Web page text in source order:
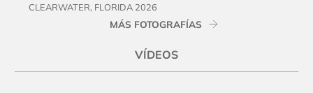
CLEARWATER, FLORIDA 2026
MÁS FOTOGRAFÍAS
VÍDEOS